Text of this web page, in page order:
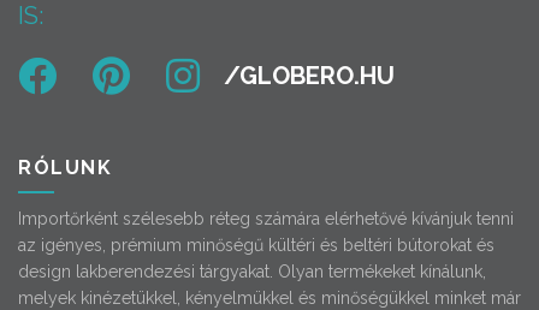
IS:
RÓLUNK
Importőrként szélesebb réteg számára elérhetővé kívánjuk tenni
az igényes, prémium minőségű kültéri és beltéri bútorokat és
design lakberendezési tárgyakat. Olyan termékeket kínálunk,
melyek kinézetükkel, kényelmükkel és minőségükkel minket már